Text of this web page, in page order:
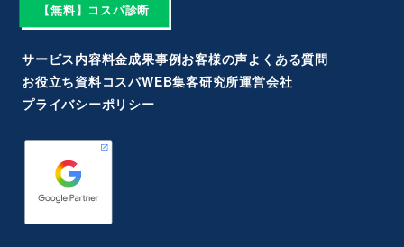
【無料】コスパ診断
サービス内容料金成果事例お客様の声よくある質問
お役立ち資料コスパWEB集客研究所運営会社
プライバシーポリシー